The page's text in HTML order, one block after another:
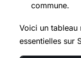
commune.
Voici un
essentielles sur